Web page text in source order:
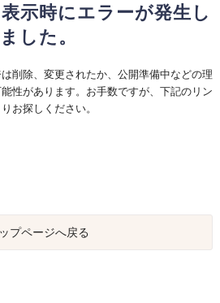
示時にエラーが発生し
ました。
削除、変更されたか、公開準備中などの理
性があります。お手数ですが、下記のリン
お探しください。
プページへ戻る